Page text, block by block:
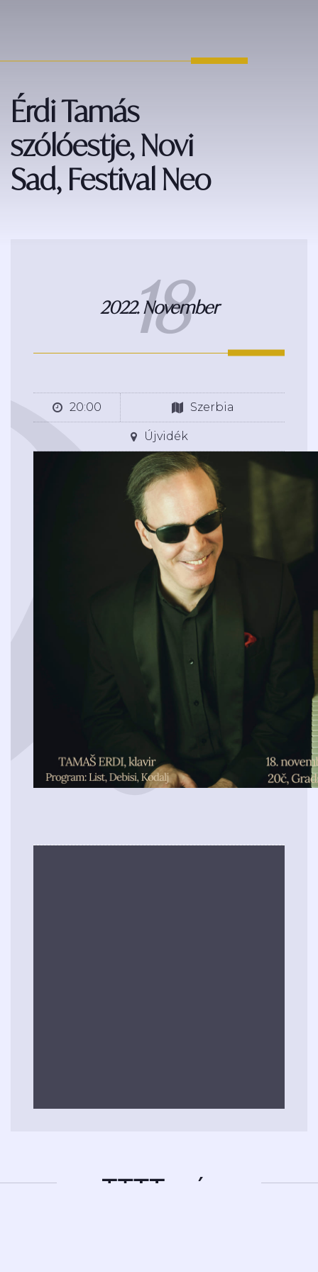
Érdi Tamás
szólóestje, Novi
Sad, Festival Neo
2022. November
18
20:00 Szerbia
Újvidék